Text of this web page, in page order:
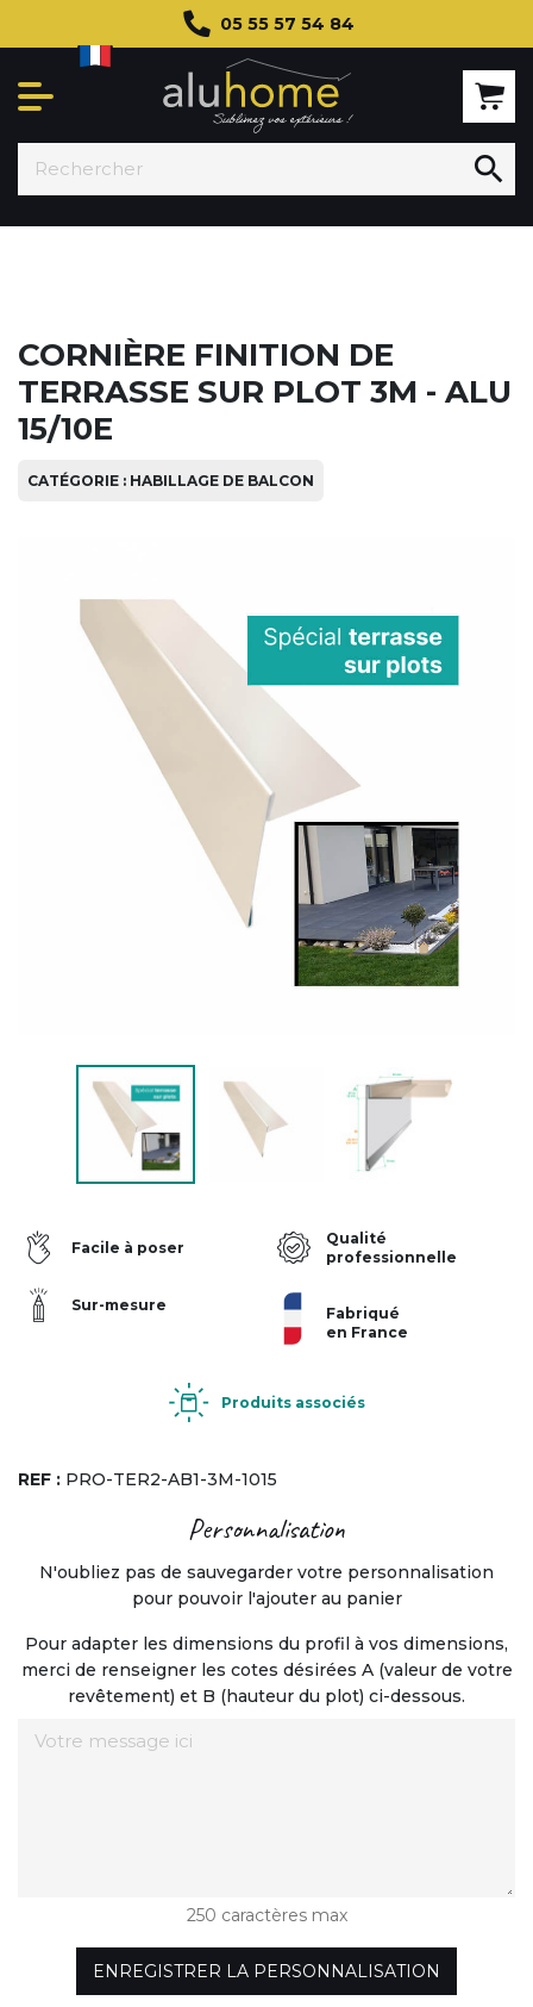
05 55 57 54 84

CORNIÈRE FINITION DE
TERRASSE SUR PLOT 3M - ALU
15/10E
CATÉGORIE : HABILLAGE DE BALCON
Facile à poser
Qualité
professionnelle
Sur-mesure
Fabriqué
en France
Produits associés
REF : PRO-TER2-AB1-3M-1015
Personnalisation
N'oubliez pas de sauvegarder votre personnalisation
pour pouvoir l'ajouter au panier
Pour adapter les dimensions du profil à vos dimensions,
merci de renseigner les cotes désirées A (valeur de votre
revêtement) et B (hauteur du plot) ci-dessous.
250 caractères max
ENREGISTRER LA PERSONNALISATION